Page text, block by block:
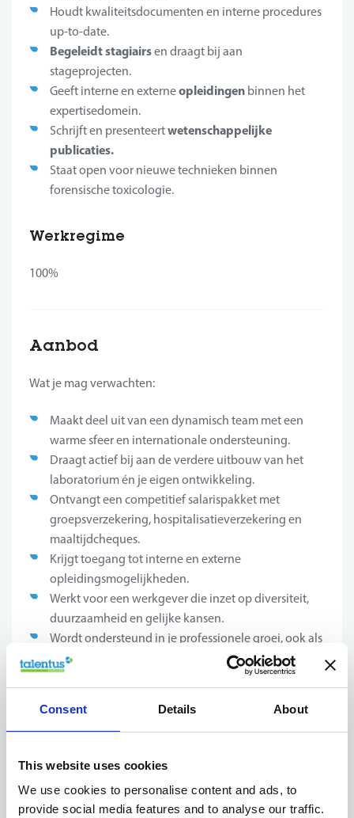
Consent Details About
This website uses cookies
We use cookies to personalise content and ads, to
provide social media features and to analyse our traffic.
Houdt kwaliteitsdocumenten en interne procedures
up-to-date.
Begeleidt stagiairsen draagt bij aan
stageprojecten.
Geeft interne en externeopleidingen binnen het
expertisedomein.
Schrijft en presenteertwetenschappelijke
publicaties.
Staat open voor nieuwe technieken binnen
forensische toxicologie.
Werkregime
100%
Aanbod
Wat je mag verwachten:
Maakt deel uit van een dynamisch team met een
warme sfeer en internationale ondersteuning.
Draagt actief bij aan de verdere uitbouw van het
laboratorium én je eigen ontwikkeling.
Ontvangt een competitief salarispakket met
groepsverzekering, hospitalisatieverzekering en
maaltijdcheques.
Krijgt toegang tot interne en externe
opleidingsmogelijkheden.
Werkt voor een werkgever die inzet op diversiteit,
duurzaamheid en gelijke kansen.
Wordt ondersteund in je professionele groei, ook als
je niet aan alle vereisten voldoet.
Jouw profiel
Om in aanmerking te komen kan je volgende zaken
voorleggen: